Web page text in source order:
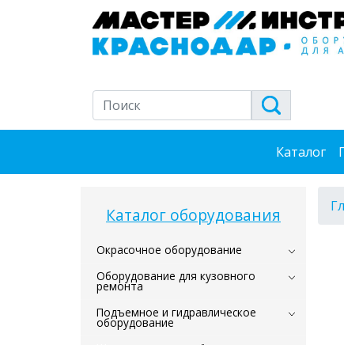
Каталог
Каталог оборудования
Окрасочное оборудование
Оборудование для кузовного
ремонта
Подъемное и гидравлическое
оборудование